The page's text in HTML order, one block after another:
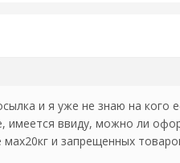
и я уже не знаю на
имеется ввиду, можно ли
и запрещенных